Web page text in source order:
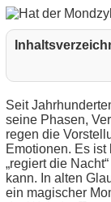
Seit
seine Phasen,
regen die
Emotionen. Es ist
„regiert die
kann. In alten
ein magischer